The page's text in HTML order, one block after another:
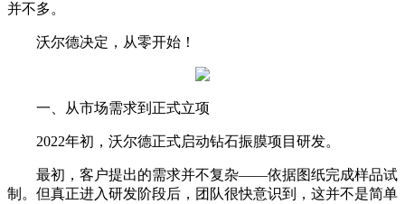
并不多。
沃尔德决定，从零开始！
一、从市场需求到正式立项
2022年初，沃尔德正式启动钻石振膜项目研发。
最初，客户提出的需求并不复杂——依据图纸完成样品试
制。但真正进入研发阶段后，团队很快意识到，这并不是简单